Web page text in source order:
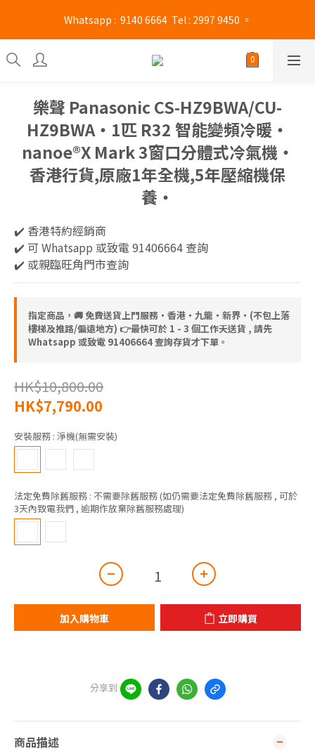
旺角門市營業時間 : (星期一至六 13:00 - 21:00 / 星期日及公眾假期
13:00 - 19:00)
Whatsapp :  9140 6664  Tel : 2997 9450 。
旺角門市營業時間 : (星期一至六 13:00 - 21:00 / 星期日及公眾假期
13:00 - 19:00)
樂聲 Panasonic CS-HZ9BWA/CU-
HZ9BWA‧1匹 R32 智能變頻冷暖‧
nanoe®X Mark 3窗口分體式冷氣機‧
香港行貨,原廠1年全機,5年壓縮機保
養‧
✔️ 香港特約經銷商
✔️ 可 Whatsapp 或致電 91406664 查詢
✔️ 或親臨旺角門市查詢
指定商品，🚚 免費送貨上門服務‧香港‧九龍‧新界‧(不包上落
樓梯及推路/偏遠地方) 👉最快可於 1 - 3 個工作天送貨 , 請先
Whatsapp 或致電 91406664 查詢存貨才下單。
HK$10,800.00
HK$7,790.00
安裝服務 : 淨機(無需安裝)
法定免費除舊服務 : 不需要除舊服務 (如仍需要法定免費除舊服務 , 可於
3天內致電我們 , 逾期作放棄除舊服務處理)
加入購物車 立即購買
分享到
商品描述